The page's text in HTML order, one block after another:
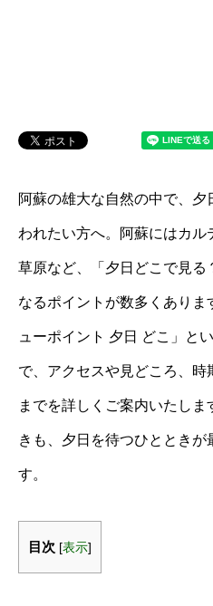
阿蘇の雄大な自然の中で、
われたい方へ。阿蘇にはカ
草原など、「夕日どこで見る
なるポイントが数多くあり
ューポイント 夕日 どこ」と
で、アクセスや見どころ、
までを詳しくご案内いたし
きも、夕日を待つひととき
す。
目次 [表示]